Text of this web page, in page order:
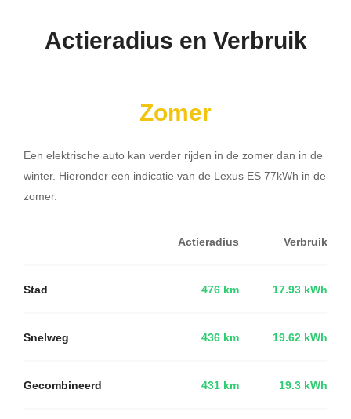
Actieradius en Verbruik
Zomer
Een elektrische auto kan verder rijden in de zomer dan in de
winter. Hieronder een indicatie van de Lexus ES 77kWh in de
zomer.
Actieradius Verbruik
Stad 476 km 17.93 kWh
Snelweg 436 km 19.62 kWh
Gecombineerd 431 km 19.3 kWh